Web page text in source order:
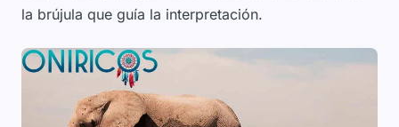
la brújula que guía la interpretación.